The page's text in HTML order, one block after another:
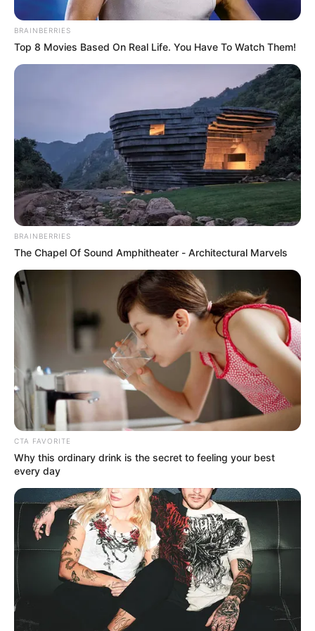
Unas doce personas evacuaron el sitiodebido a que las
intensas llamascomenzaron a quemar todo lo que había
a su paso, incluyendo colchones, palos, muebles y hasta
camas que estaban listas para entregar a los clientes.
Consecuencia de este incendio presentado en elbarrio
Villas de Girardot,
dos cuadras aledañas al lugar de la
emergencia fueron evacuadas ante el temor quelas
llamas podrían propagarse y generar una emergencia
mayor.
Lea También:Hacinamiento carcelario en
Bucaramanga: interno muere por tuberculosis
Lea También:Le disparan a un conductor por robarle
una cadena en Girón
Al sitio acudieron varias unidades y máquinas de
Bomberos quienes incansablemente trabajaron hasta el
final hasta lograr controlarlo.
Uno de los trabajadores relató que “estábamos
BRAINBERRIES
Top 8 Movies Based On Real Life. You Have To Watch Them!
BRAINBERRIES
The Chapel Of Sound Amphitheater - Architectural Marvels
CTA FAVORITE
Why this ordinary drink is the secret to feeling your best
every day